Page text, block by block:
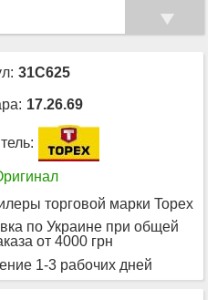
31C625
17.26.69
торговой марки Topex
по Украине при общей
от 4000 грн
1-3 рабочих дней